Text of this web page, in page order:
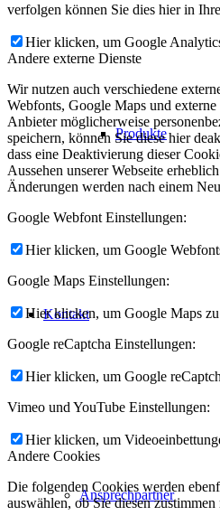
Produkte
Kontakt
Ansprechpartner
verfolgen können Sie dies hier in
Hier klicken, um Google
Andere externe Dienste
Wir nutzen auch verschiedene
Webfonts, Google Maps und
Anbieter möglicherweise
speichern, können Sie diese hier
dass eine Deaktivierung dieser
Aussehen unserer Webseite
Änderungen werden nach einem
Google Webfont Einstellungen:
Hier klicken, um Google
Google Maps Einstellungen:
Hier klicken, um Google Maps
Google reCaptcha Einstellungen:
Hier klicken, um Google
Vimeo und YouTube Einstellungen:
Hier klicken, um
Andere Cookies
Die folgenden Cookies werden
auswählen, ob Sie diesen zustimmen